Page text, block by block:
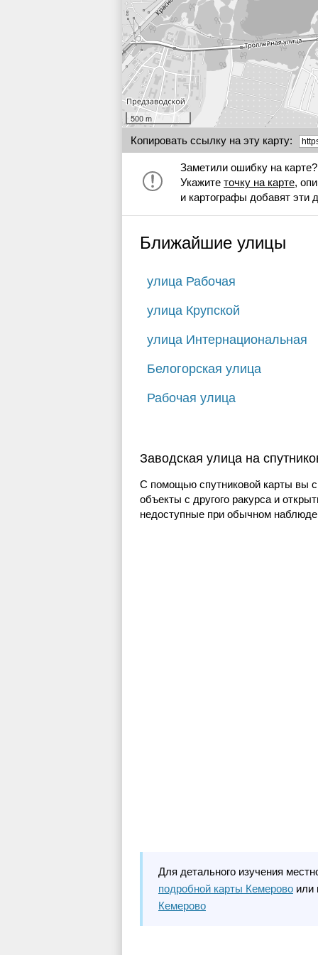
500 m
Копировать ссылку на эту карту:
Заметили ошибку на карте?
Укажите точку на карте,
и картографы добавят эти
Ближайшие улицы
улица Рабочая
улица Крупской
улица Интернациональная
Белогорская улица
Рабочая улица
Заводская улица на
С помощью спутниковой карты вы
объекты с другого ракурса и
недоступные при обычном
Для детального изучения
подробной карты Кемерово или
Кемерово